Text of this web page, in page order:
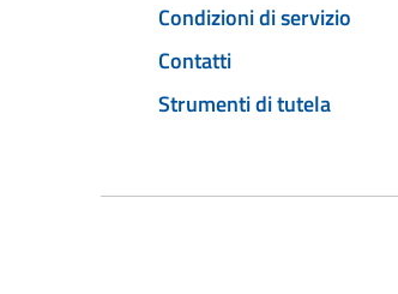
Condizioni di servizio
Contatti
Strumenti di tutela